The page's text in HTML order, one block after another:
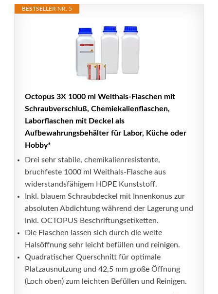
BESTSELLER NR. 5
Octopus 3X 1000 ml Weithals-Flaschen mit
Schraubverschluß, Chemiekalienflaschen,
Laborflaschen mit Deckel als
Aufbewahrungsbehälter für Labor, Küche oder
Hobby*
Drei sehr stabile, chemikalienresistente,
bruchfeste 1000 ml Weithals-Flasche aus
widerstandsfähigem HDPE Kunststoff.
Inkl. blauem Schraubdeckel mit Innenkonus zur
absoluten Abdichtung während der Lagerung und
inkl. OCTOPUS Beschriftungsetiketten.
Die Flaschen lassen sich durch die weite
Halsöffnung sehr leicht befüllen und reinigen.
Quadratischer Querschnitt für optimale
Platzausnutzung und 42,5 mm große Öffnung
(Loch oben) zum leichten Befüllen und Reinigen.